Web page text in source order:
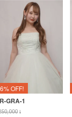
OFF!
GRA-1
↓